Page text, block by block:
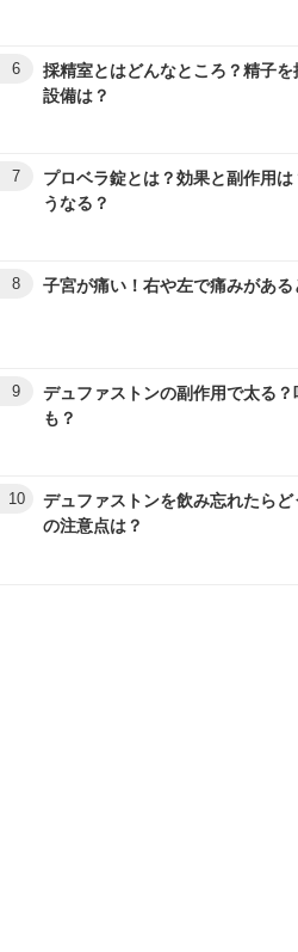
6
採精室とはどんなところ？精子
設備は？
7
プロベラ錠とは？効果と副作用
うなる？
8 子宮が痛い！右や左で痛みがある
9
デュファストンの副作用で太る
も？
10
デュファストンを飲み忘れたら
の注意点は？